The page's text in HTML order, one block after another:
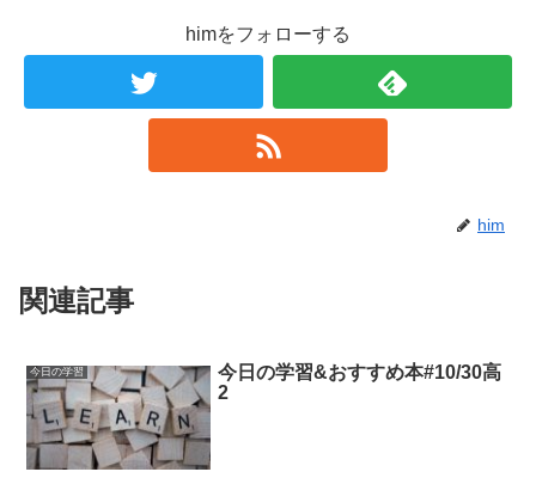
himをフォローする
him
関連記事
今日の学習
今日の学習&おすすめ本#10/30高
2